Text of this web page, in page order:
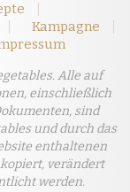
Kampagne
Alle auf
einschließlich
sind
und durch das
enthaltenen
verändert
werden.